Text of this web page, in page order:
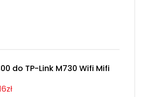
do TP-Link M730 Wifi Mifi